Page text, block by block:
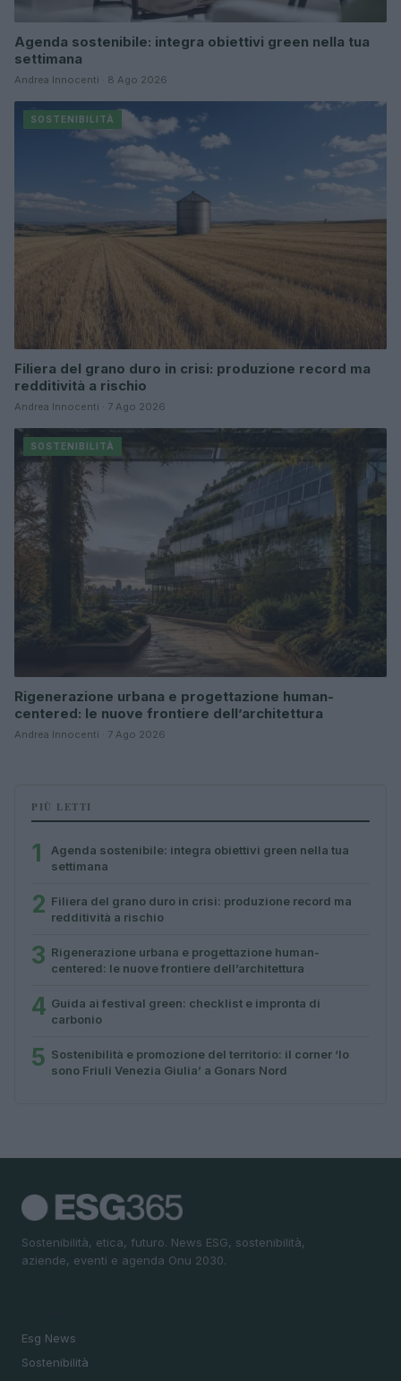
Agenda sostenibile: integra obiettivi green nella tua
settimana
Andrea Innocenti · 8 Ago 2026
SOSTENIBILITÀ
Filiera del grano duro in crisi: produzione record ma
redditività a rischio
Andrea Innocenti · 7 Ago 2026
SOSTENIBILITÀ
Rigenerazione urbana e progettazione human-
centered: le nuove frontiere dell’architettura
Andrea Innocenti · 7 Ago 2026
PIÙ LETTI
1
Agenda sostenibile: integra obiettivi green nella tua
settimana
2 Filiera del grano duro in crisi: produzione record ma
redditività a rischio
3 Rigenerazione urbana e progettazione human-
centered: le nuove frontiere dell’architettura
4 Guida ai festival green: checklist e impronta di
carbonio
5 Sostenibilità e promozione del territorio: il corner ‘Io
sono Friuli Venezia Giulia’ a Gonars Nord
Sostenibilità, etica, futuro. News ESG, sostenibilità,
aziende, eventi e agenda Onu 2030.
Esg News
Sostenibilità